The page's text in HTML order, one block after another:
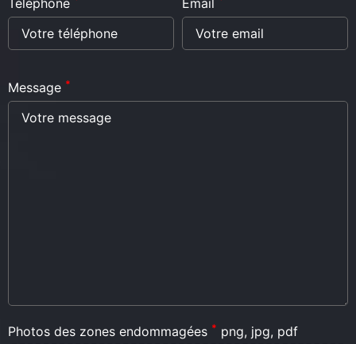
Téléphone Email
Message *
Photos des zones endommagées * png, jpg, pdf